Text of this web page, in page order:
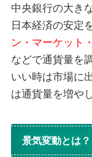
中央銀行の大き
日本経済の安定
ン・マーケット
などで通貨量を
いい時は市場に
は通貨量を増や
景気変動とは ？